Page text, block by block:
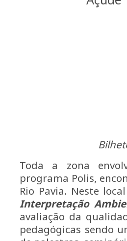
Toda a zona
programa Polis,
Rio Pavia. Neste
Interpretação
avaliação da
pedagógicas sendo